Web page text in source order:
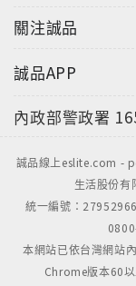
關注誠品
誠品APP
內政部警政署
誠品線上eslite.com -
生活股份
統一編號：
本網站已依台灣網站
Chrome版本60